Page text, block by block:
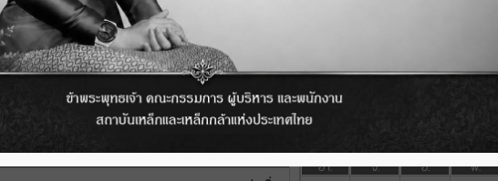
เครื่องจักรกลอุตสาหกรรม
(Industrial Machinery)
เครื่องมือกลอุตสาหกรรม (Ind…
ย.
ก.ค.
ก.ย.
พ.ย.
ม.ค.
มี.ค.
พ.ค.
FTA
BOI
อา.
จ. อ. พ.